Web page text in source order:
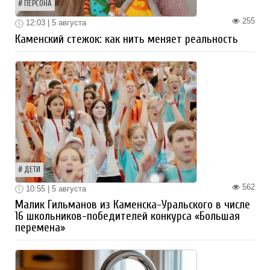
ПЕРСОНА
255
12:03 | 5 августа
Каменский стежок: как нить меняет реальность
ДЕТИ
562
10:55 | 5 августа
Малик Гильманов из Каменска-Уральского в числе
16 школьников-победителей конкурса «Большая
перемена»